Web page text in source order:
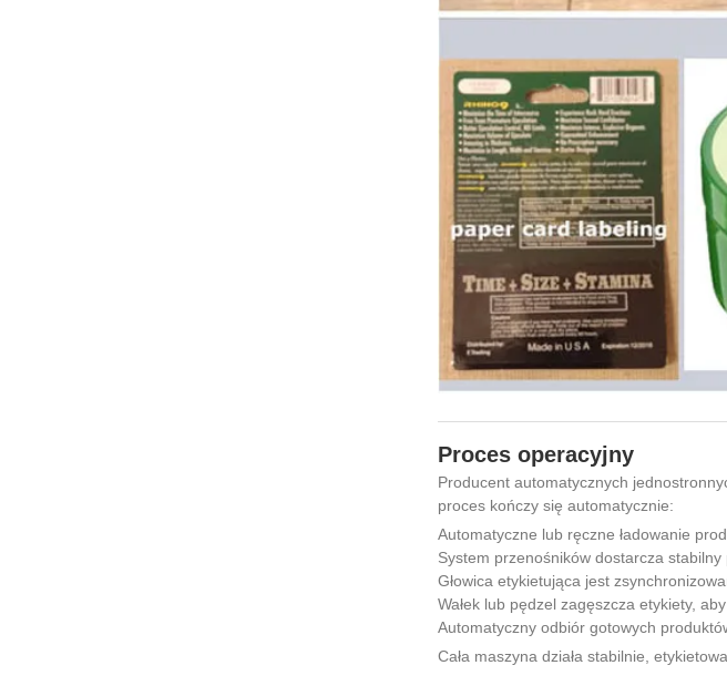
Proces operacyjny
Producent automatycznych
proces kończy się automatycznie:
Automatyczne lub ręczne ładowanie
System przenośników dostarcza
Głowica etykietująca jest
Wałek lub pędzel zagęszcza etykiety,
Automatyczny odbiór gotowych
Cała maszyna działa stabilnie,